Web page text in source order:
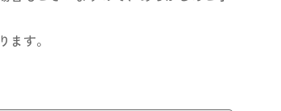
す。